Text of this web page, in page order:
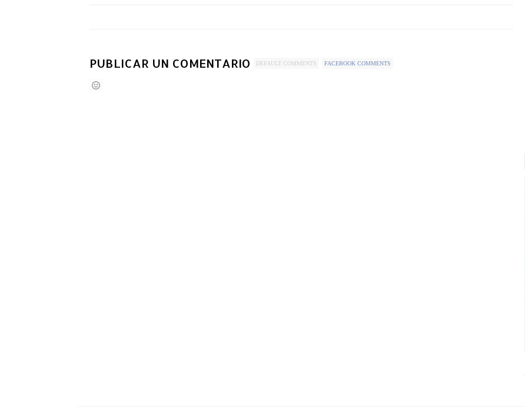
PUBLICAR UN COMENTARIO DEFAULT COMMENTS FACEBOOK COMMENTS